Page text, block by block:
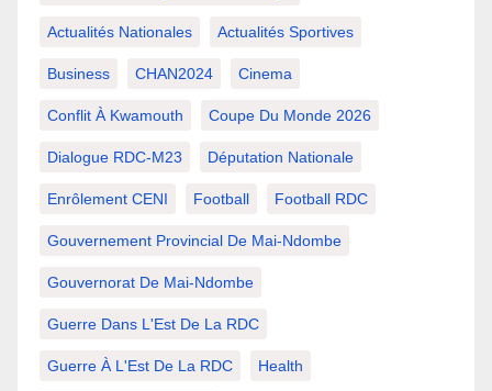
Actualités Nationales Actualités Sportives
Business CHAN2024 Cinema
Conflit À Kwamouth Coupe Du Monde 2026
Dialogue RDC-M23 Députation Nationale
Enrôlement CENI Football Football RDC
Gouvernement Provincial De Mai-Ndombe
Gouvernorat De Mai-Ndombe
Guerre Dans L'Est De La RDC
Guerre À L'Est De La RDC Health